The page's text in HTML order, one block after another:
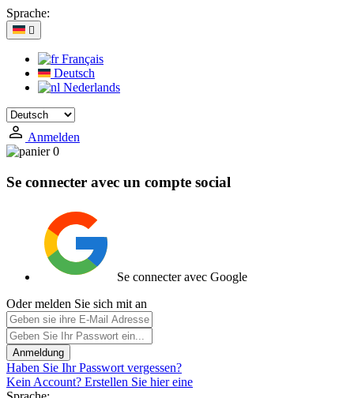
Sprache:

Français
Deutsch
Nederlands
Anmelden
0
Se connecter avec un compte social
Se connecter avec Google
Oder melden Sie sich mit an
Anmeldung
Haben Sie Ihr Passwort vergessen?
Kein Account? Erstellen Sie hier eine